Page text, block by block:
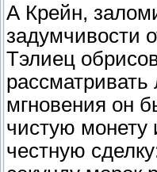
А Крейн,
задумчивости
Тэлиец
мгновения он
чистую монету
честную